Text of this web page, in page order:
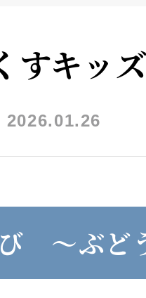
すキッ
2026.01.26
～ぶど